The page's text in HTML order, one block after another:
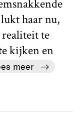
haar nu,
te
kijken en
meer